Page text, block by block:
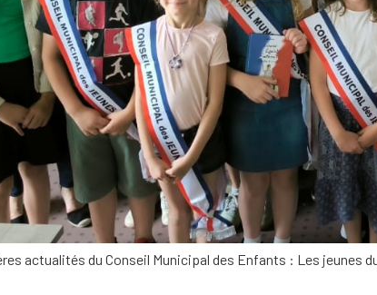
actualités du Conseil Municipal des Enfants : Les jeunes